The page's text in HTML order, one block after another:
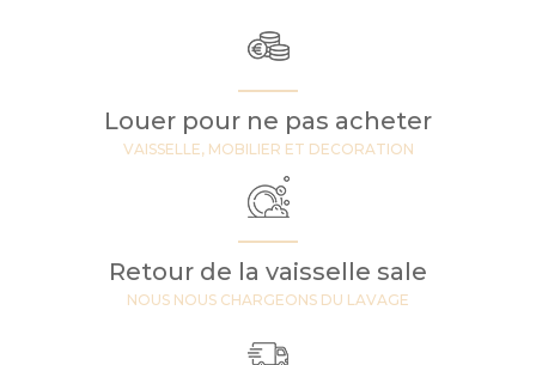
Louer pour ne pas acheter
VAISSELLE, MOBILIER ET DECORATION
Retour de la vaisselle sale
NOUS NOUS CHARGEONS DU LAVAGE